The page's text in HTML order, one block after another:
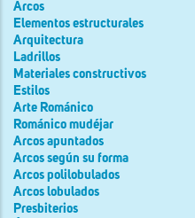
Arcos
Elementos estructurales
Arquitectura
Ladrillos
Materiales constructivos
Estilos
Arte Románico
Románico mudéjar
Arcos apuntados
Arcos según su forma
Arcos polilobulados
Arcos lobulados
Presbiterios